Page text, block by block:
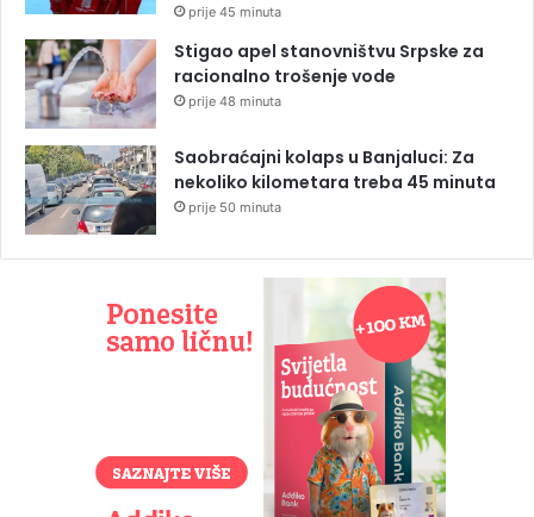
prije 45 minuta
Stigao apel stanovništvu Srpske za
racionalno trošenje vode
prije 48 minuta
Saobraćajni kolaps u Banjaluci: Za
nekoliko kilometara treba 45 minuta
prije 50 minuta